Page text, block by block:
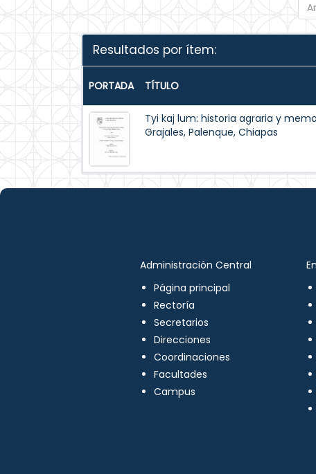
Resultados por ítem:
PORTADA TÍTULO
Tyi kaj lum: historia agraria y
Grajales, Palenque, Chiapas
Administración Central
Página principal
Rectoría
Secretarios
Direcciones
Coordinaciones
Facultades
Campus